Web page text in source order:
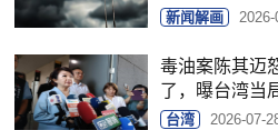
新闻解画
毒油案陈其迈
了，曝台湾当
台湾 2026-07-